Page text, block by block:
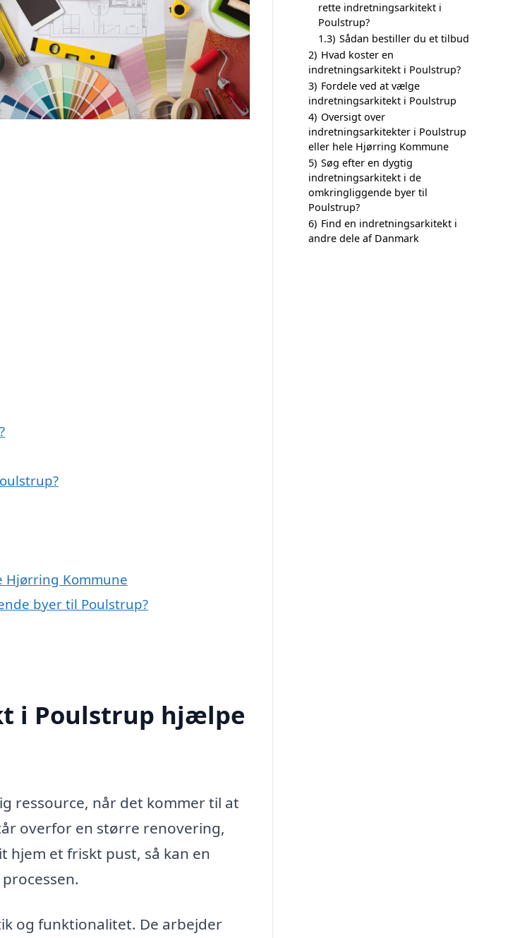
Kommune
byer til Poulstrup?
i Poulstrup hjælpe
ressource, når det kommer til at
overfor en større renovering,
hjem et friskt pust, så kan en
og funktionalitet. De arbejder
rette indretningsarkitekt i
Poulstrup?
1.3) Sådan bestiller du et tilbud
2) Hvad koster en
indretningsarkitekt i Poulstrup?
3) Fordele ved at vælge
indretningsarkitekt i Poulstrup
4) Oversigt over
indretningsarkitekter i Poulstrup
eller hele Hjørring Kommune
5) Søg efter en dygtig
indretningsarkitekt i de
omkringliggende byer til
Poulstrup?
6) Find en indretningsarkitekt i
andre dele af Danmark